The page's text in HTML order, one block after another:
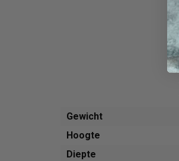
Gewicht
Hoogte
Diepte